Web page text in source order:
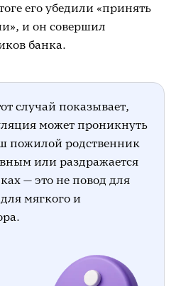
его убедили «принять
и он совершил
банка.
случай показывает,
может проникнуть
пожилой родственник
или раздражается
— это не повод для
мягкого и